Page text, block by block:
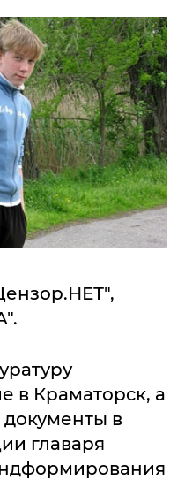
в Краматорск, а
в
главаря